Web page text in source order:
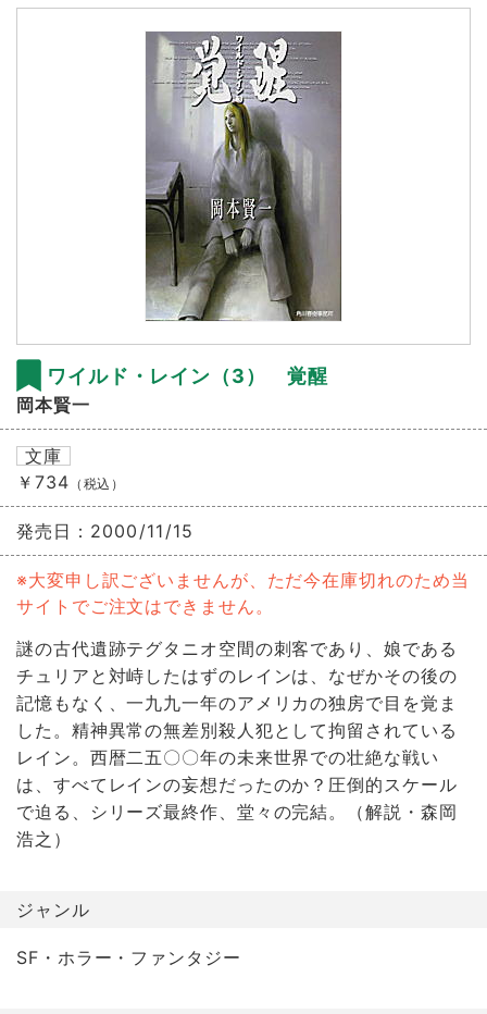
ワイルド・レイン（3） 覚醒
岡本賢一
文庫
￥734 （税込）
発売日： 2000/11/15
※大変申し訳ございませんが、ただ今在庫切れのため当
サイトでご注文はできません。
謎の古代遺跡テグタニオ空間の刺客であり、娘である
チュリアと対峙したはずのレインは、なぜかその後の
記憶もなく、一九九一年のアメリカの独房で目を覚ま
した。精神異常の無差別殺人犯として拘留されている
レイン。西暦二五〇〇年の未来世界での壮絶な戦い
は、すべてレインの妄想だったのか？圧倒的スケール
で迫る、シリーズ最終作、堂々の完結。（解説・森岡
浩之）
ジャンル
SF・ホラー・ファンタジー